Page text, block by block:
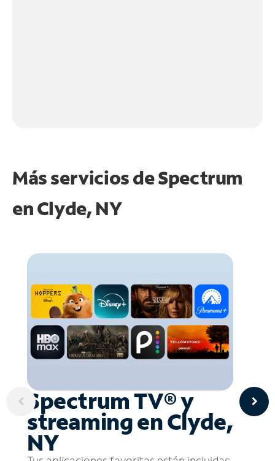
Más servicios de Spectrum
enClyde, NY
Spectrum TV® y
streaming en Clyde,
NY